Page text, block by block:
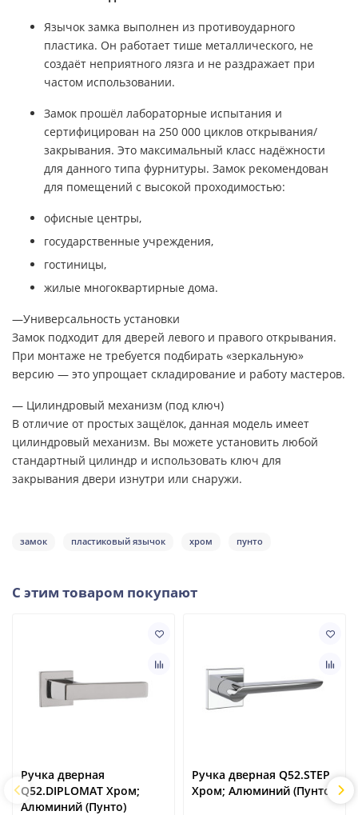
Язычок замка выполнен из противоударного
пластика. Он работает тише металлического, не
создаёт неприятного лязга и не раздражает при
частом использовании.
Замок прошёл лабораторные испытания и
сертифицирован на 250 000 циклов открывания/
закрывания. Это максимальный класс надёжности
для данного типа фурнитуры. Замок рекомендован
для помещений с высокой проходимостью:
офисные центры,
государственные учреждения,
гостиницы,
жилые многоквартирные дома.
—Универсальность установки
Замок подходит для дверей левого и правого открывания.
При монтаже не требуется подбирать «зеркальную»
версию — это упрощает складирование и работу мастеров.
— Цилиндровый механизм (под ключ)
В отличие от простых защёлок, данная модель имеет
цилиндровый механизм. Вы можете установить любой
стандартный цилиндр и использовать ключ для
закрывания двери изнутри или снаружи.
замок пластиковый язычок хром пунто
С этим товаром покупают
Ручка дверная
Q52.DIPLOMAT Хром;
Алюминий (Пунто)
Ручка дверная Q52.STEP
Хром; Алюминий (Пунто)